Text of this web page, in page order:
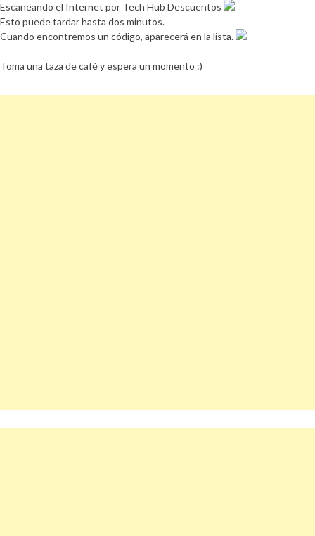
Escaneando el Internet por Tech Hub Descuentos
Esto puede tardar hasta dos minutos.
Cuando encontremos un código, aparecerá en la lista.
Toma una taza de café y espera un momento :)